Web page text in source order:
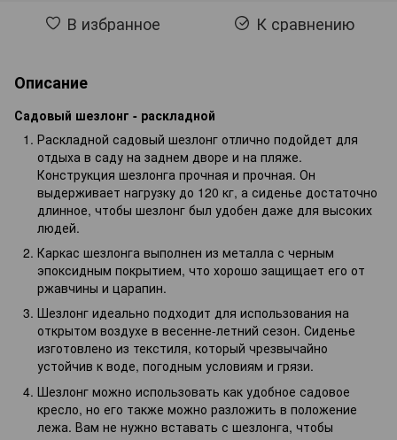
В избранное К сравнению
Описание
Садовый шезлонг - раскладной
Раскладной садовый шезлонг отлично подойдет для
отдыха в саду на заднем дворе и на пляже.
Конструкция шезлонга прочная и прочная. Он
выдерживает нагрузку до 120 кг, а сиденье достаточно
длинное, чтобы шезлонг был удобен даже для высоких
людей.
Каркас шезлонга выполнен из металла с черным
эпоксидным покрытием, что хорошо защищает его от
ржавчины и царапин.
Шезлонг идеально подходит для использования на
открытом воздухе в весенне-летний сезон. Сиденье
изготовлено из текстиля, который чрезвычайно
устойчив к воде, погодным условиям и грязи.
Шезлонг можно использовать как удобное садовое
кресло, но его также можно разложить в положение
лежа. Вам не нужно вставать с шезлонга, чтобы